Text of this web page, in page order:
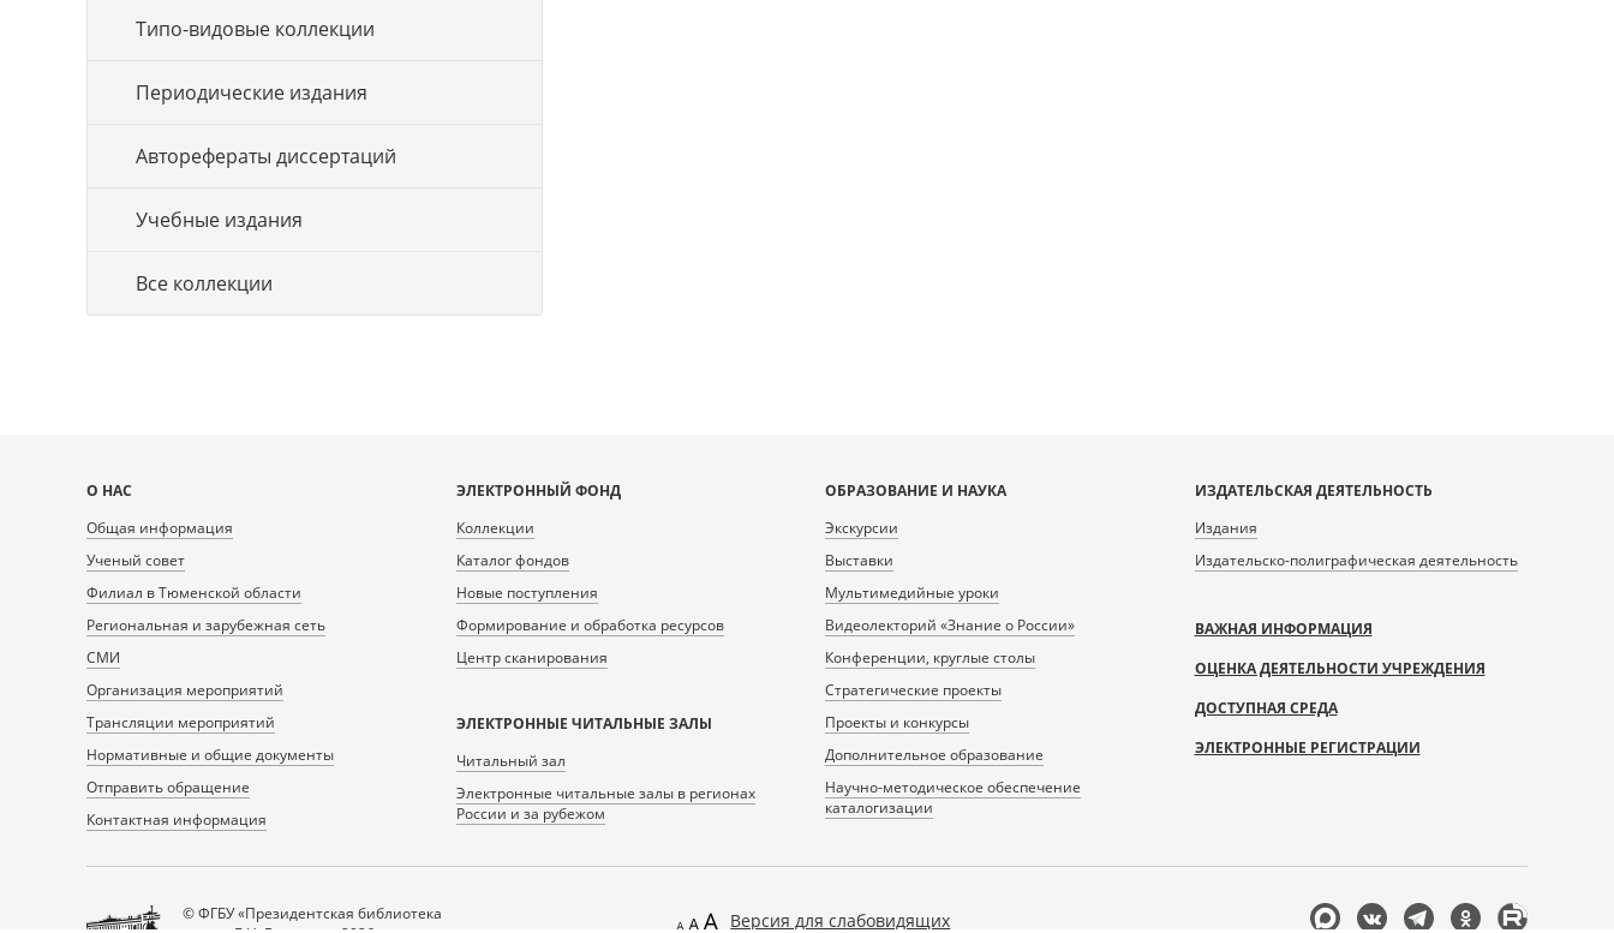
Типо-видовые коллекции
Периодические издания
Авторефераты диссертаций
Учебные издания
Все коллекции
Карта
сайта
О НАС
Общая информация
Ученый совет
Филиал в Тюменской области
Региональная и зарубежная сеть
СМИ
Организация мероприятий
Трансляции мероприятий
Нормативные и общие документы
Отправить обращение
Контактная информация
ЭЛЕКТРОННЫЙ ФОНД
Коллекции
Каталог фондов
Новые поступления
Формирование и обработка ресурсов
Центр сканирования
ЭЛЕКТРОННЫЕ ЧИТАЛЬНЫЕ ЗАЛЫ
Читальный зал
Электронные читальные залы в регионах
России и за рубежом
ОБРАЗОВАНИЕ И НАУКА
Экскурсии
Выставки
Мультимедийные уроки
Видеолекторий «Знание о России»
Конференции, круглые столы
Стратегические проекты
Проекты и конкурсы
Дополнительное образование
Научно-методическое обеспечение
каталогизации
ИЗДАТЕЛЬСКАЯ ДЕЯТЕЛЬНОСТЬ
Издания
Издательско-полиграфическая деятельность
ВАЖНАЯ ИНФОРМАЦИЯ
ОЦЕНКА ДЕЯТЕЛЬНОСТИ УЧРЕЖДЕНИЯ
ДОСТУПНАЯ СРЕДА
ЭЛЕКТРОННЫЕ РЕГИСТРАЦИИ
© ФГБУ «Президентская библиотека
Версия для слабовидящих